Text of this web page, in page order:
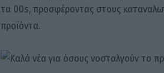
τα 00s, προσφέροντας στους
προϊόντα.